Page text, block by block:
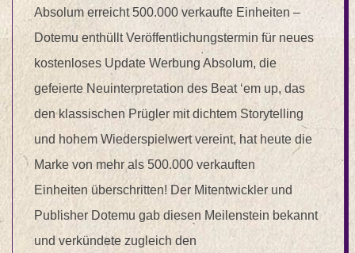
Absolum erreicht 500.000 verkaufte Einheiten –
Dotemu enthüllt Veröffentlichungstermin für neues
kostenloses Update Werbung Absolum, die
gefeierte Neuinterpretation des Beat ‘em up, das
den klassischen Prügler mit dichtem Storytelling
und hohem Wiederspielwert vereint, hat heute die
Marke von mehr als 500.000 verkauften
Einheiten überschritten! Der Mitentwickler und
Publisher Dotemu gab diesen Meilenstein bekannt
und verkündete zugleich den